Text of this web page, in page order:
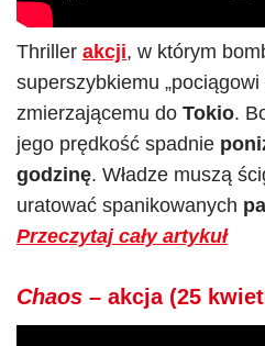
Thriller akcji, w którym
superszybkiemu
zmierzającemu do Tokio.
jego prędkość spadnie
godzinę. Władze muszą
uratować spanikowanych
Przeczytaj cały artykuł
Chaos – akcja (25